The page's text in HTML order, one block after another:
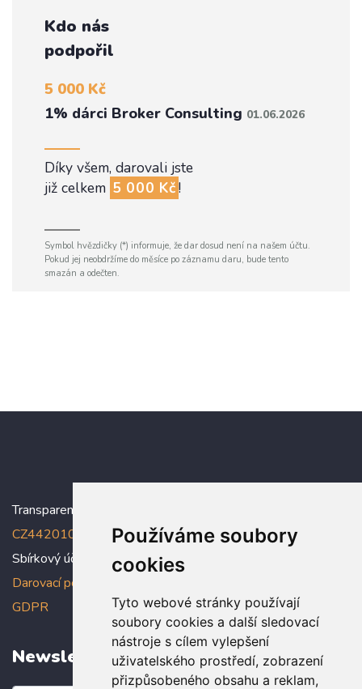
Používáme soubory
cookies
Tyto webové stránky používají
soubory cookies a další sledovací
nástroje s cílem vylepšení
uživatelského prostředí, zobrazení
přizpůsobeného obsahu a reklam,
Kdo nás
podpořil
5 000 Kč
1% dárci Broker Consulting 01.06.2026
Díky všem, darovali jste
již celkem 5 000 Kč!
Symbol hvězdičky (*) informuje, že dar dosud není na našem účtu.
Pokud jej neobdržíme do měsíce po záznamu daru, bude tento
smazán a odečten.
Transparentní účet:
CZ4420100000005005005006
Sbírkový účet: 5005005022/2010
Darovací podmínky
GDPR
Newsletter